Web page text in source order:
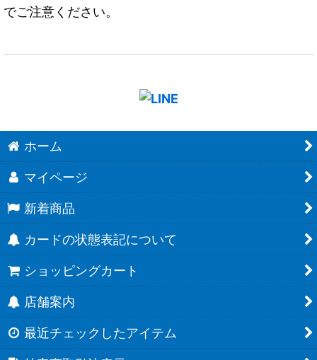
でご注意ください。
ホーム
マイページ
新着商品
カードの状態表記について
ショッピングカート
店舗案内
最近チェックしたアイテム